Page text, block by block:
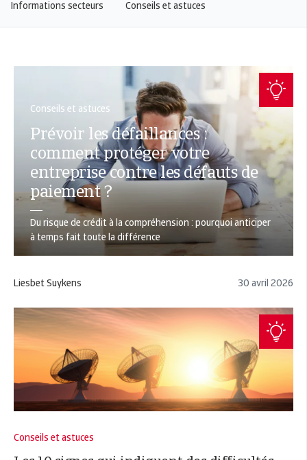
Informations secteurs Conseils et astuces
Conseils et astuces
Prévoir les défaillances :
comment protéger votre
entreprise contre les défauts de
paiement ?
Du risque de crédit à la compréhension : pourquoi anticiper
à temps fait toute la différence
Liesbet Suykens 30 avril 2026
Conseils et astuces